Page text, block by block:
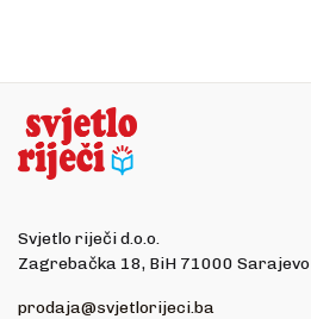
Svjetlo riječi d.o.o.
Zagrebačka 18, BiH 71000 Sarajevo
prodaja@svjetlorijeci.ba